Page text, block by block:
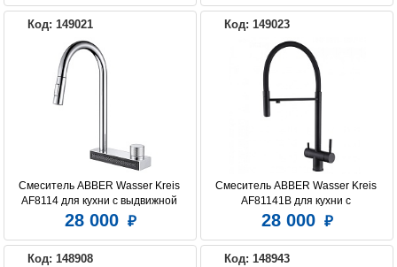
Код: 149021
Смеситель ABBER Wasser Kreis
AF8114 для кухни с выдвижной
лейкой, хром
28 000
Код: 149023
Смеситель ABBER Wasser Kreis
AF81141B для кухни с
подключением фильтра и
матовый
28 000
Код: 148908 Код: 148943